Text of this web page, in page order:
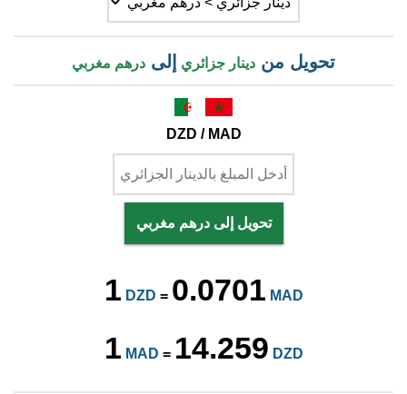
تحويل من دينار جزائري إلى درهم مغربي
DZD / MAD
تحويل إلى درهم مغربي
1 DZD = 0.0701 MAD
1 MAD = 14.259 DZD